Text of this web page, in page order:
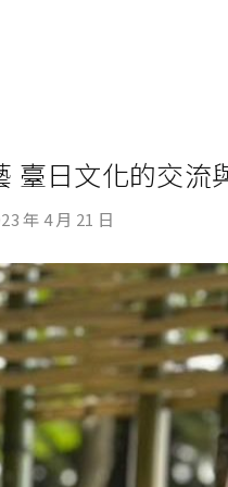
臺日文化的交流
年 4 月 21 日